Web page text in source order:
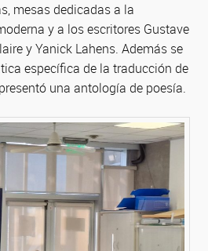
mesas dedicadas a la
y a los escritores Gustave
y Yanick Lahens. Además se
específica de la traducción de
una antología de poesía.